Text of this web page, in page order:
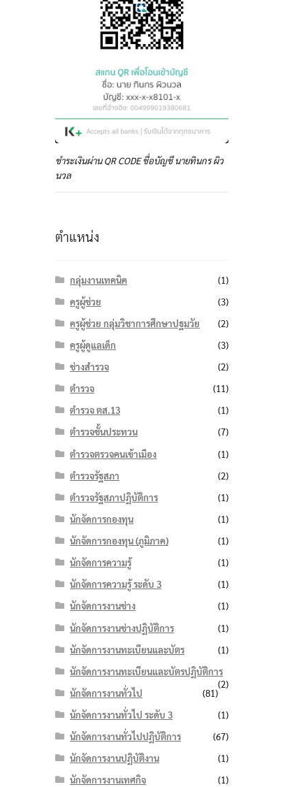
ชำระเงินผ่าน QR CODE ชื่อบัญชี นายทินกร ผิว
นวล
ตำแหน่ง
กลุ่มงานเทคนิค
(1)
ครูผู้ช่วย
(3)
ครูผู้ช่วย กลุ่มวิชาการศึกษาปฐมวัย
(2)
ครูผู้ดูแลเด็ก
(3)
ช่างสำรวจ
(2)
ตำรวจ
(11)
ตำรวจ ตส.13
(1)
ตำรวจชั้นประทวน
(7)
ตำรวจตรวจคนเข้าเมือง
(1)
ตำรวจรัฐสภา
(2)
ตำรวจรัฐสภาปฏิบัติการ
(1)
นักจัดการกองทุน
(1)
นักจัดการกองทุน (ภูมิภาค)
(1)
นักจัดการความรู้
(1)
นักจัดการความรู้ ระดับ 3
(1)
นักจัดการงานช่าง
(1)
นักจัดการงานช่างปฏิบัติการ
(1)
นักจัดการงานทะเบียนและบัตร
(1)
นักจัดการงานทะเบียนและบัตรปฏิบัติการ
(2)
นักจัดการงานทั่วไป
(81)
นักจัดการงานทั่วไป ระดับ 3
(1)
นักจัดการงานทั่วไปปฏิบัติการ
(67)
นักจัดการงานปฏิบัติงาน
(1)
นักจัดการงานเทศกิจ
(1)